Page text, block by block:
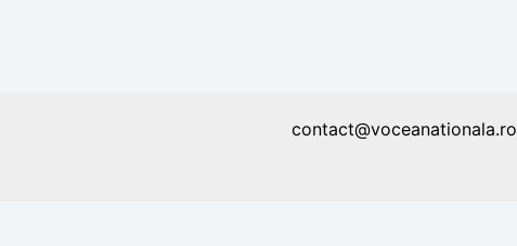
contact@voceanationala.ro